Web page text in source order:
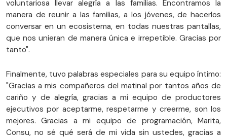
voluntariosa llevar alegría a las familias. Encontramos la
manera de reunir a las familias, a los jóvenes, de hacerlos
conversar en un ecosistema, en todas nuestras pantallas,
que nos unieran de manera única e irrepetible. Gracias por
tanto".
Finalmente, tuvo palabras especiales para su equipo íntimo:
"Gracias a mis compañeros del matinal por tantos años de
cariño y de alegría, gracias a mi equipo de productores
ejecutivos por aceptarme, respetarme y creerme, son los
mejores. Gracias a mi equipo de programación, Marita,
Consu, no sé qué será de mi vida sin ustedes, gracias a